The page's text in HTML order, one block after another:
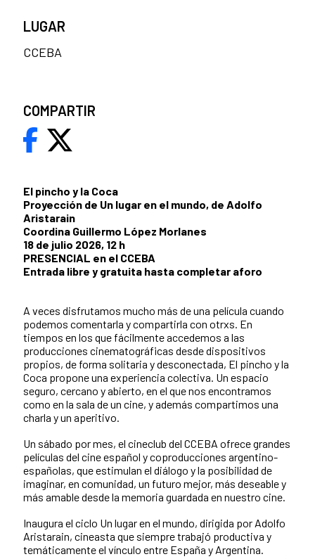
El pincho y la Coca
Proyección de Un lugar en el mundo, de Adolfo
Aristarain
Coordina Guillermo López Morlanes
18 de julio 2026, 12 h
PRESENCIAL en el CCEBA
Entrada libre y gratuita hasta completar aforo
A veces disfrutamos mucho más de una película cuando
podemos comentarla y compartirla con otrxs. En
tiempos en los que fácilmente accedemos a las
producciones cinematográficas desde dispositivos
propios, de forma solitaria y desconectada, El pincho y la
Coca propone una experiencia colectiva. Un espacio
seguro, cercano y abierto, en el que nos encontramos
como en la sala de un cine, y además compartimos una
charla y un aperitivo.
Un sábado por mes, el cineclub del CCEBA ofrece grandes
películas del cine español y coproducciones argentino-
españolas, que estimulan el diálogo y la posibilidad de
imaginar, en comunidad, un futuro mejor, más deseable y
más amable desde la memoria guardada en nuestro cine.
Inaugura el ciclo Un lugar en el mundo, dirigida por Adolfo
Aristarain, cineasta que siempre trabajó productiva y
temáticamente el vínculo entre España y Argentina.
LUGAR
CCEBA
COMPARTIR